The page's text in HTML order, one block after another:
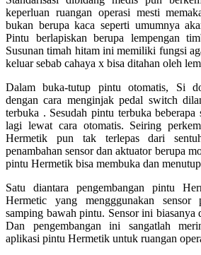
keperluan ruangan operasi mesti
bukan berupa kaca seperti umumnya
Pintu berlapiskan berupa lempengan
Susunan timah hitam ini memiliki fungsi
keluar sebab cahaya x bisa ditahan oleh
Dalam buka-tutup pintu otomatis, Si
dengan cara menginjak pedal switch
terbuka . Sesudah pintu terbuka
lagi lewat cara otomatis. Seiring
Hermetik pun tak terlepas dari
penambahan sensor dan aktuator berupa
pintu Hermetik bisa membuka dan
Satu diantara pengembangan pintu
Hermetic yang mengggunakan
samping bawah pintu. Sensor ini
Dan pengembangan ini sangatlah
aplikasi pintu Hermetik untuk ruangan